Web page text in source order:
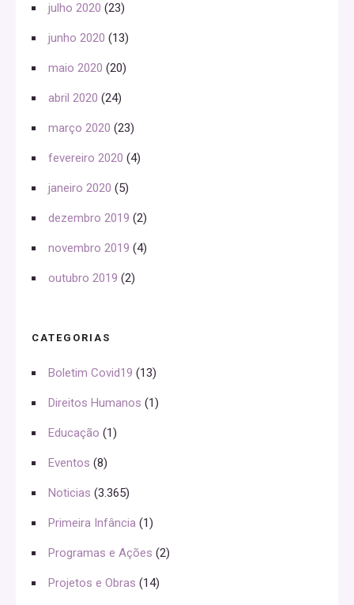
julho 2020 (23)
junho 2020 (13)
maio 2020 (20)
abril 2020 (24)
março 2020 (23)
fevereiro 2020 (4)
janeiro 2020 (5)
dezembro 2019 (2)
novembro 2019 (4)
outubro 2019 (2)
CATEGORIAS
Boletim Covid19 (13)
Direitos Humanos (1)
Educação (1)
Eventos (8)
Noticias (3.365)
Primeira Infância (1)
Programas e Ações (2)
Projetos e Obras (14)